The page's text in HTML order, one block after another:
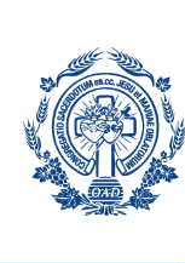
content
Portal de los
Oraciones, Música